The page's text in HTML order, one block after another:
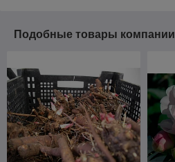
Подобные товары компании